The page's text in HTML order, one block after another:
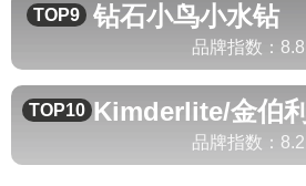
TOP9 钻石小鸟小水钻
品牌指数： 8.8
TOP10 Kimderlite/金伯利
品牌指数： 8.2